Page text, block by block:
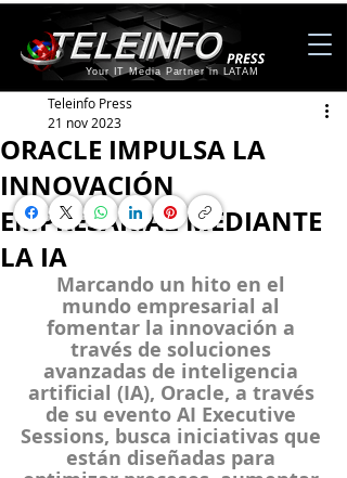
Your IT Media Partner in LATAM
ORACLE IMPULSA LA
INNOVACIÓN
EMPRESARIAL MEDIANTE
LA IA
Teleinfo Press
21 nov 2023
Marcando un hito en el
mundo empresarial al
fomentar la innovación a
través de soluciones
avanzadas de inteligencia
artificial (IA), Oracle, a través
de su evento AI Executive
Sessions, busca iniciativas que
están diseñadas para